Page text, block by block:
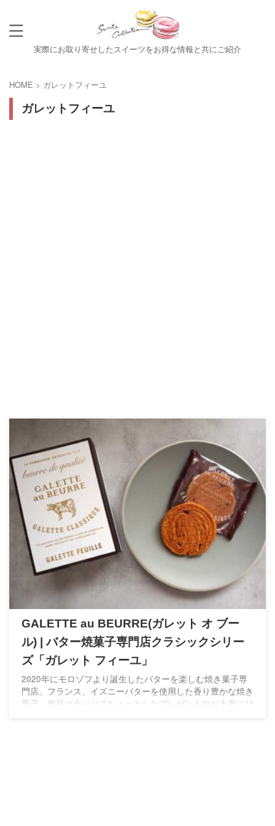
実際にお取り寄せしたスイーツをお得な情報と共にご紹介
HOME > ガレットフィーユ
ガレットフィーユ
GALETTE au BEURRE(ガレット オ ブー
ル) | バター焼菓子専門店クラシックシリー
ズ「ガレット フィーユ」
2020年にモロゾフより誕生したバターを楽しむ焼き菓子専
門店。フランス、イズニーバターを使用した香り豊かな焼き
菓子。単品は小ぶりでちょっとしたプレゼントやお土産にぴ